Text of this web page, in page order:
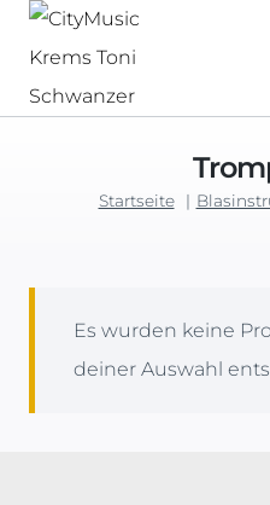
Zum
Inhalt
springen
Startseite
Es wurden keine
deiner Auswahl